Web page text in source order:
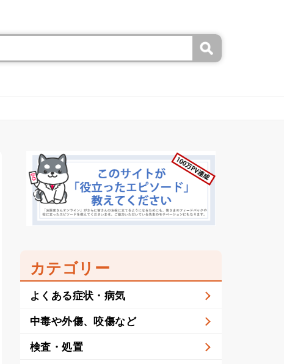
カテゴリー
よくある症状・病気
中毒や外傷、咬傷など
検査・処置